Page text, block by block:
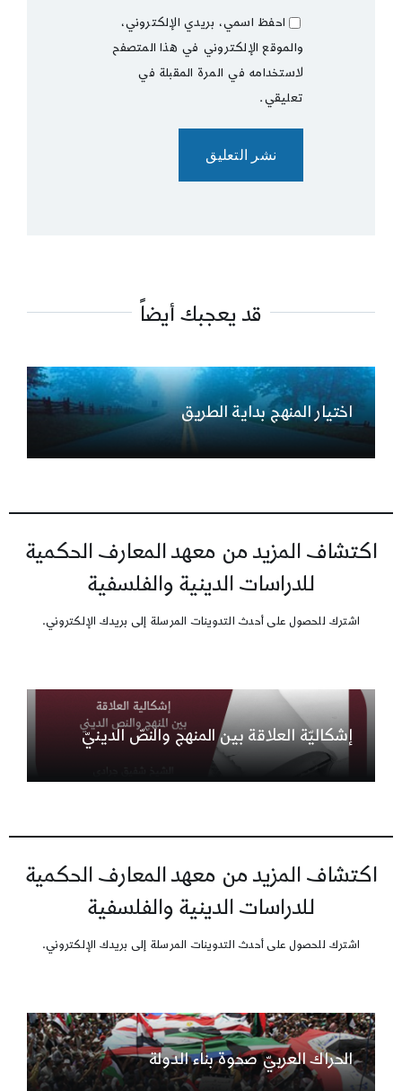
احفظ اسمي، بريدي الإلكتروني،
والموقع الإلكتروني في هذا المتصفح
لاستخدامه في المرة المقبلة في
تعليقي.
قد يعجبك أيضاً
اختيار المنهج بداية الطريق
اكتشاف المزيد من معهد المعارف الحكمية
للدراسات الدينية والفلسفية
اشترك للحصول على أحدث التدوينات المرسلة إلى بريدك الإلكتروني.
إشكاليّة العلاقة بين المنهج والنصّ الدينيّ
اكتشاف المزيد من معهد المعارف الحكمية
للدراسات الدينية والفلسفية
اشترك للحصول على أحدث التدوينات المرسلة إلى بريدك الإلكتروني.
الحراك العربيّ صحوة بناء الدولة